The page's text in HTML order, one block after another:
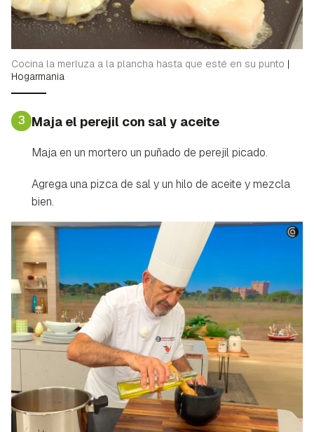
Cocina la merluza a la plancha hasta que esté en su punto |
Hogarmania
3 Maja el perejil con sal y aceite
Maja en un mortero un puñado de perejil picado.
Agrega una pizca de sal y un hilo de aceite y mezcla
bien.